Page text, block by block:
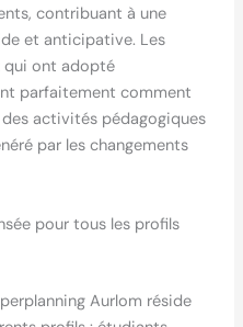
contribuant à une
et anticipative. Les
qui ont adopté
parfaitement comment
activités pédagogiques
par les changements
pour tous les profils
Aurlom réside